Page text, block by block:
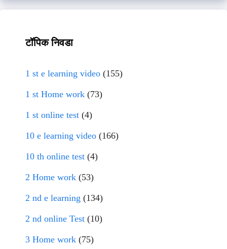
टॉपिक निवडा
1 st e learning video (155)
1 st Home work (73)
1 st online test (4)
10 e learning video (166)
10 th online test (4)
2 Home work (53)
2 nd e learning (134)
2 nd online Test (10)
3 Home work (75)